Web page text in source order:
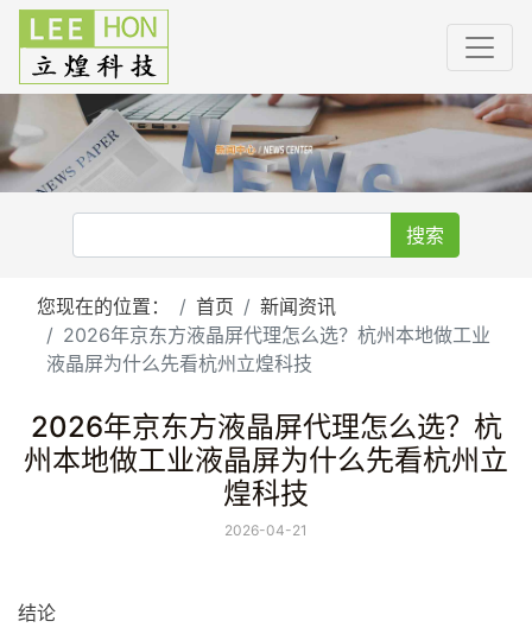
搜索
您现在的位置： 首页
新闻资讯
2026年京东方液晶屏代理怎么选？杭州本地做工业
液晶屏为什么先看杭州立煌科技
2026年京东方液晶屏代理怎么选？杭
州本地做工业液晶屏为什么先看杭州立
煌科技
2026-04-21
结论